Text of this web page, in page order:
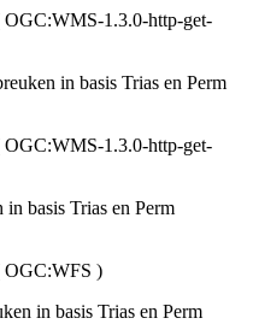
OGC:WMS-1.3.0-http-get-
in basis Trias en Perm
OGC:WMS-1.3.0-http-get-
basis Trias en Perm
OGC:WFS )
in basis Trias en Perm